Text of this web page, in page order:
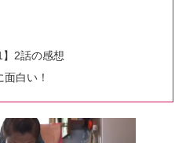
】2話の感想
白い！